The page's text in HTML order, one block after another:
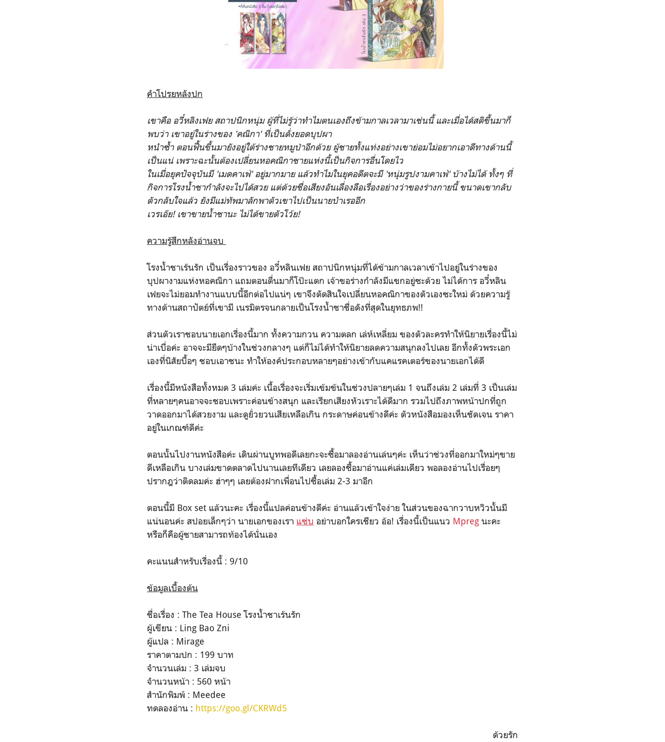
คำโปรยหลังปก
เขาคือ อวี๋หลิงเฟย สถาปนิกหนุ่ม ผู้ที่ไม่รู้ว่าทำไมตนเองถึงข้ามกาลเวลามาเช่นนี้ และเมื่อได้สติขึ้นมาก็
พบว่า เขาอยู่ในร่างของ 'คณิกา' ที่เป็นดั่งยอดบุปผา
หนำซ้ำ ตอนฟื้นขึ้นมายังอยู่ใต้ร่างชายหมูป่าอีกด้วย ผู้ชายทั้งแท่งอย่างเขาย่อมไม่อยากเอาดีทางด้านนี้
เป็นแน่ เพราะฉะนั้นต้องเปลี่ยนหอคณิกาชายแห่งนี้เป็นกิจการอื่นโดยไว
ในเมื่อยุคปัจจุบันมี 'เมดคาเฟ่' อยู่มากมาย แล้วทำไมในยุคอดีตจะมี 'หนุ่มรูปงามคาเฟ่' บ้างไม่ได้ ทั้งๆ ที่
กิจการโรงน้ำชากำลังจะไปได้สวย แต่ด้วยชื่อเสียงอันเลื่องลือเรื่องอย่างว่าของร่างกายนี้ ขนาดเขากลับ
ตัวกลับใจแล้ว ยังมีแม่ทัพมาลักพาตัวเขาไปเป็นนายบำเรออีก
เวรเอ๊ย! เขาขายน้ำชานะ ไม่ได้ขายตัวโว้ย!
ความรู้สึกหลังอ่านจบ
โรงน้ำชาเร้นรัก เป็นเรื่องราวของ อวี๋หลินเฟย สถาปนิกหนุ่มที่ได้ข้ามกาลเวลาเข้าไปอยู่ในร่างของ
บุปผางามแห่งหอคณิกา แถมตอนตื่นมาก็โป๊ะแตก เจ้าขอร่างกำลังมีแขกอยู่ซะด้วย ไม่ได้การ อวี๋หลิน
เฟยจะไม่ยอมทำงานแบบนี้อีกต่อไปแน่ๆ เขาจึงตัดสินใจเปลี่ยนหอคณิกาของตัวเองซะใหม่ ด้วยความรู้
ทางด้านสถาปัตย์ที่เขามี เนรมิตรจนกลายเป็นโรงน้ำชาชื่อดังที่สุดในยุทธภพ!!
ส่วนตัวเราชอบนายเอกเรื่องนี้มาก ทั้งความกวน ความตลก เล่ห์เหลี่ยม ของตัวละครทำให้นิยายเรื่องนี้ไม่
น่าเบื่อค่ะ อาจจะมียืดๆบ้างในช่วงกลางๆ แต่ก็ไม่ได้ทำให้นิยายลดความสนุกลงไปเลย อีกทั้งตัวพระเอก
เองที่นิสัยบื้อๆ ชอบเอาชนะ ทำให้องค์ประกอบหลายๆอย่างเข้ากับแคแรคเตอร์ของนายเอกได้ดี
เรื่องนี้มีหนังสือทั้งหมด 3 เล่มค่ะ เนื้อเรื่องจะเริ่มเข้มข้นในช่วงปลายๆเล่ม 1 จนถึงเล่ม 2 เล่มที่ 3 เป็นเล่ม
ที่หลายๆคนอาจจะชอบเพราะค่อนข้างสนุก และเรียกเสียงหัวเราะได้ดีมาก รวมไปถึงภาพหน้าปกที่ถูก
วาดออกมาได้สวยงาม และดูยั่วยวนเสียเหลือเกิน กระดาษค่อนข้างดีค่ะ ตัวหนังสือมองเห็นชัดเจน ราคา
อยู่ในเกณฑ์ดีค่ะ
ตอนนั้นไปงานหนังสือค่ะ เดินผ่านบูทพอดีเลยกะจะซื้อมาลองอ่านเล่นๆค่ะ เห็นว่าช่วงที่ออกมาใหม่ๆขาย
ดีเหลือเกิน บางเล่มขาดตลาดไปนานเลยทีเดียว เลยลองซื้อมาอ่านแค่เล่มเดียว พอลองอ่านไปเรื่อยๆ
ปรากฎว่าติดลมค่ะ ฮ่าๆๆ เลยต้องฝากเพื่อนไปซื้อเล่ม 2-3 มาอีก
ตอนนี้มี Box set แล้วนะคะ เรื่องนี้แปลค่อนข้างดีค่ะ อ่านแล้วเข้าใจง่าย ในส่วนของฉากวาบหวิวนั้นมี
แน่นอนค่ะ สปอยเล็กๆว่า นายเอกของเรา แซ่บ อย่าบอกใครเชียว อ้อ! เรื่องนี้เป็นแนว Mpreg นะคะ
หรือก็คือผู้ชายสามารถท้องได้นั่นเอง
คะแนนสำหรับเรื่องนี้ : 9/10
ข้อมูลเบื้องต้น
ชื่อเรื่อง : The Tea House โรงน้ำชาเร้นรัก
ผู้เขียน : Ling Bao Zni
ผู้แปล : Mirage
ราคาตามปก : 199 บาท
จำนวนเล่ม : 3 เล่มจบ
จำนวนหน้า : 560 หน้า
สำนักพิมพ์ : Meedee
ทดลองอ่าน : https://goo.gl/CKRWd5
ด้วยรัก